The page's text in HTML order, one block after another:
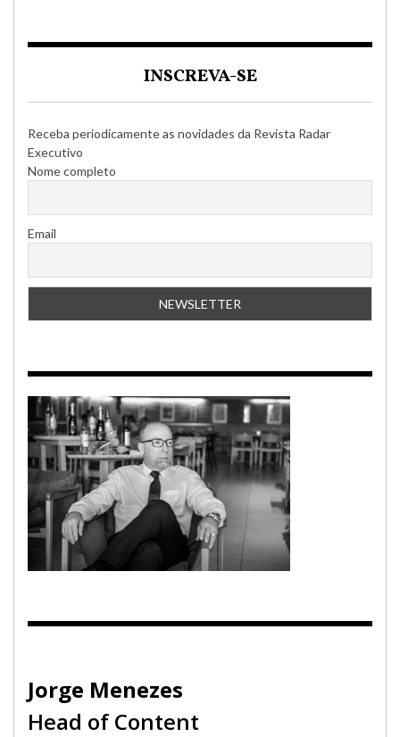
INSCREVA-SE
Receba periodicamente as novidades da Revista Radar
Executivo
Nome completo
Email
Jorge Menezes
Head of Content